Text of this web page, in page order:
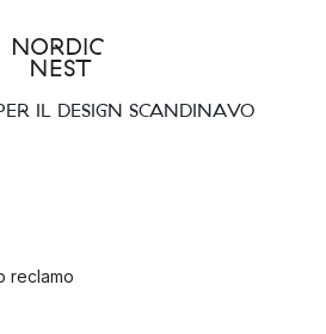
IL DESIGN SCANDINAVO
reclamo